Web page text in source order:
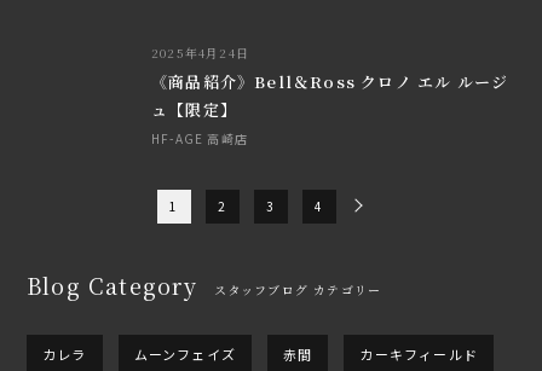
2025年4月24日
《商品紹介》Bell＆Ross クロノ エル ルージ
ュ【限定】
HF-AGE 高崎店
1 2 3 4
Blog Category スタッフブログ カテゴリー
カレラ ムーンフェイズ 赤間 カーキフィールド